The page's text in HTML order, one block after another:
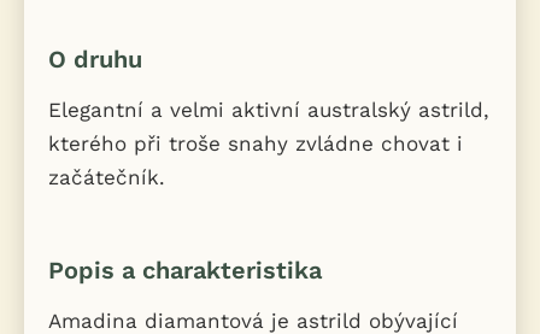
O druhu
Elegantní a velmi aktivní australský astrild,
kterého při troše snahy zvládne chovat i
začátečník.
Popis a charakteristika
Amadina diamantová je astrild obývající